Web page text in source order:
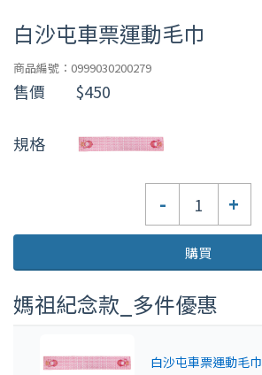
白沙屯車票運動毛巾
商品編號：0999030200279
售價 $450
規格
- +
購買
媽祖紀念款_多件優惠
白沙屯車票運動毛巾